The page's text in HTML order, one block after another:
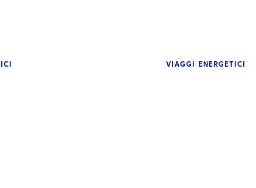
VIAGGI ENERGETICI